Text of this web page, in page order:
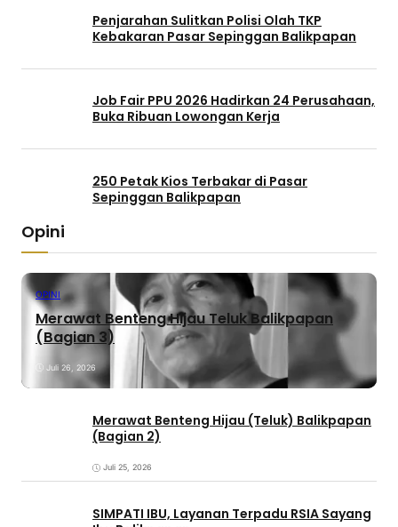
Penjarahan Sulitkan Polisi Olah TKP
Kebakaran Pasar Sepinggan Balikpapan
Job Fair PPU 2026 Hadirkan 24 Perusahaan,
Buka Ribuan Lowongan Kerja
250 Petak Kios Terbakar di Pasar
Sepinggan Balikpapan
Opini
OPINI
Merawat Benteng Hijau Teluk Balikpapan
(Bagian 3)
Juli 26, 2026
Merawat Benteng Hijau (Teluk) Balikpapan
(Bagian 2)
Juli 25, 2026
SIMPATI IBU, Layanan Terpadu RSIA Sayang